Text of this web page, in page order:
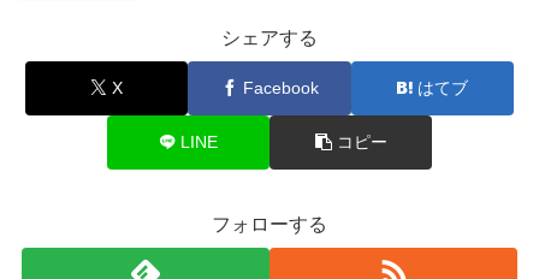
シェアする
X Facebook はてブ
LINE コピー
フォローする